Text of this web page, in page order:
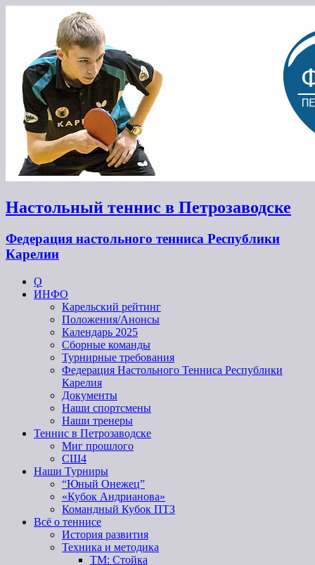
Настольный теннис в Петрозаводске
Федерация настольного тенниса Республики
Карелии
Ϙ
ИНФО
Карельский рейтинг
Положения/Анонсы
Календарь 2025
Сборные команды
Турнирные требования
Федерация Настольного Тенниса Республики
Карелия
Документы
Наши спортсмены
Наши тренеры
Теннис в Петрозаводске
Миг прошлого
СШ4
Наши Турниры
“Юный Онежец”
«Кубок Андрианова»
Командный Кубок ПТЗ
Всё о теннисе
История развития
Техника и методика
ТМ: Стойка